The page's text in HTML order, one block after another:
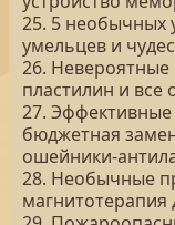
25. 5 необычных
умельцев и
26.
пластилин и все
27.
бюджетная
ошейники-
28. Необычные